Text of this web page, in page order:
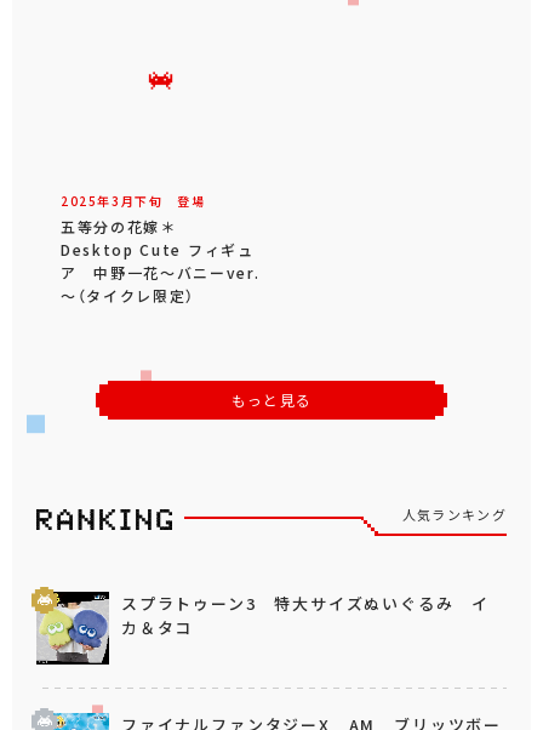
2025年3 月下旬 登場
五等分の花嫁＊
Desktop Cute フィギュ
ア 中野一花～バニーver.
～（タイクレ限定）
もっと見る
人気ランキング
スプラトゥーン3 特大サイズぬいぐるみ イ
カ＆タコ
ファイナルファンタジーX AM ブリッツボー